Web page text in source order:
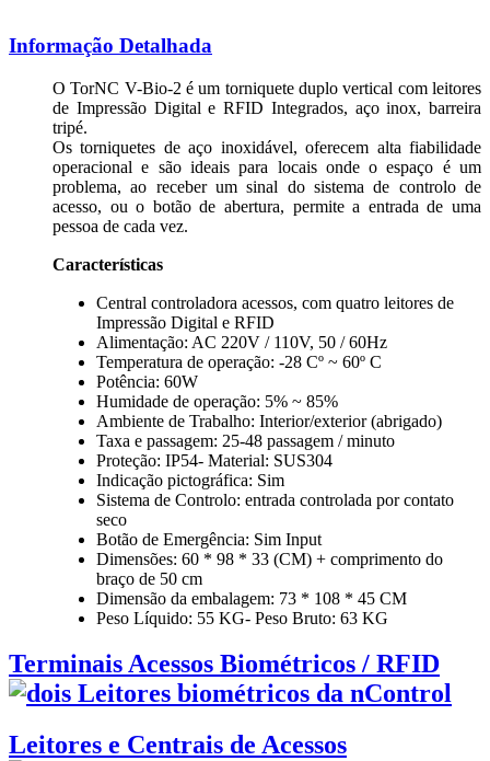
Informação Detalhada
O TorNC V-Bio-2 é um torniquete duplo vertical com leitores
de Impressão Digital e RFID Integrados, aço inox, barreira
tripé.
Os torniquetes de aço inoxidável, oferecem alta fiabilidade
operacional e são ideais para locais onde o espaço é um
problema, ao receber um sinal do sistema de controlo de
acesso, ou o botão de abertura, permite a entrada de uma
pessoa de cada vez.
Características
Central controladora acessos, com quatro leitores de
Impressão Digital e RFID
Alimentação: AC 220V / 110V, 50 / 60Hz
Temperatura de operação: -28 Cº ~ 60º C
Potência: 60W
Humidade de operação: 5% ~ 85%
Ambiente de Trabalho: Interior/exterior (abrigado)
Taxa e passagem: 25-48 passagem / minuto
Proteção: IP54- Material: SUS304
Indicação pictográfica: Sim
Sistema de Controlo: entrada controlada por contato
seco
Botão de Emergência: Sim Input
Dimensões: 60 * 98 * 33 (CM) + comprimento do
braço de 50 cm
Dimensão da embalagem: 73 * 108 * 45 CM
Peso Líquido: 55 KG- Peso Bruto: 63 KG
Terminais Acessos Biométricos / RFID
Leitores e Centrais de Acessos